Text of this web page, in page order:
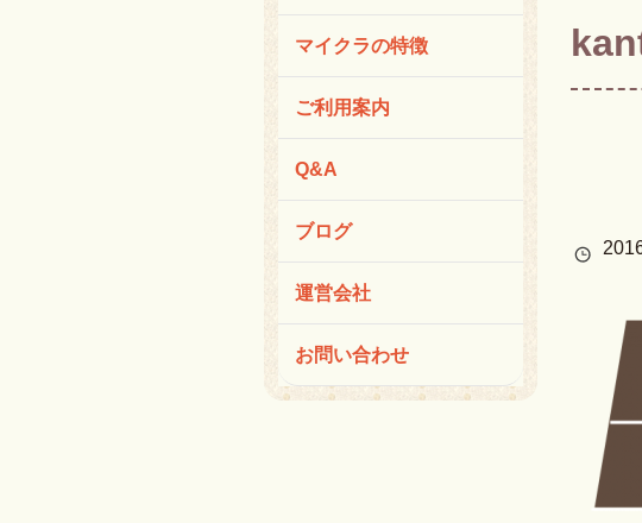
マイクラの特徴
ご利用案内
Q&A
ブログ
運営会社
お問い合わせ